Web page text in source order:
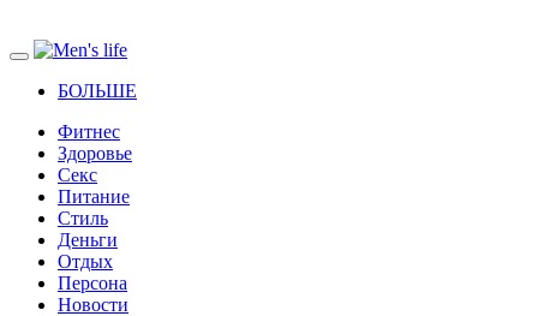
БОЛЬШЕ
Фитнес
Здоровье
Секс
Питание
Стиль
Деньги
Отдых
Персона
Новости